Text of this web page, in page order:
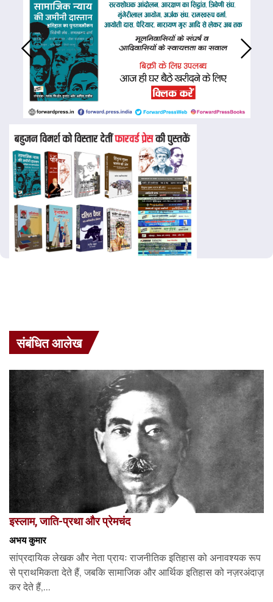
संबंधित आलेख
इस्लाम, जाति-प्रथा और प्रेमचंद
अभय कुमार
सांप्रदायिक लेखक और नेता प्रायः राजनीतिक इतिहास को अनावश्यक रूप
से प्राथमिकता देते हैं, जबकि सामाजिक और आर्थिक इतिहास को नज़रअंदाज़
कर देते हैं,...